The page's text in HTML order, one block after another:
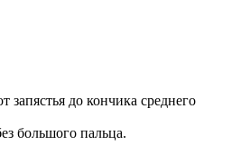
запястья до кончика среднего
большого пальца.